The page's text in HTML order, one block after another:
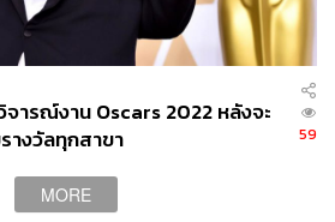
ารณ์งาน Oscars 2022 หลังจะ
างวัลทุกสาขา
59
MORE